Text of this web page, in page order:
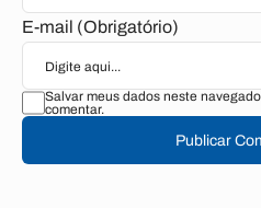
E-mail (Obrigatório)
Salvar meus dados neste
comentar.
Publicar